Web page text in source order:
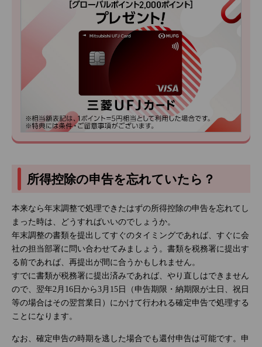
所得控除の申告を忘れていたら？
本来なら年末調整で処理できたはずの所得控除の申告を忘れてし
まった時は、どうすればいいのでしょうか。
年末調整の書類を提出してすぐのタイミングであれば、すぐに会
社の担当部署に問い合わせてみましょう。書類を税務署に提出す
る前であれば、再提出が間に合うかもしれません。
すでに書類が税務署に提出済みであれば、やり直しはできません
ので、翌年2月16日から3月15日（申告期限・納期限が土日、祝日
等の場合はその翌営業日）にかけて行われる確定申告で処理する
ことになります。
なお、確定申告の時期を逃した場合でも還付申告は可能です。申